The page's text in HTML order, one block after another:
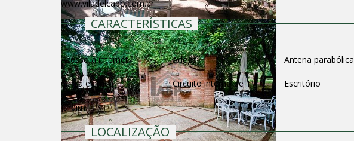
www.viladelcapo.com.br
CARACTERÍSTICAS
Acesso à internet Adega Antena parabólica
Cerca elétrica Circuito interno de TV Escritório
Jardim
LOCALIZAÇÃO